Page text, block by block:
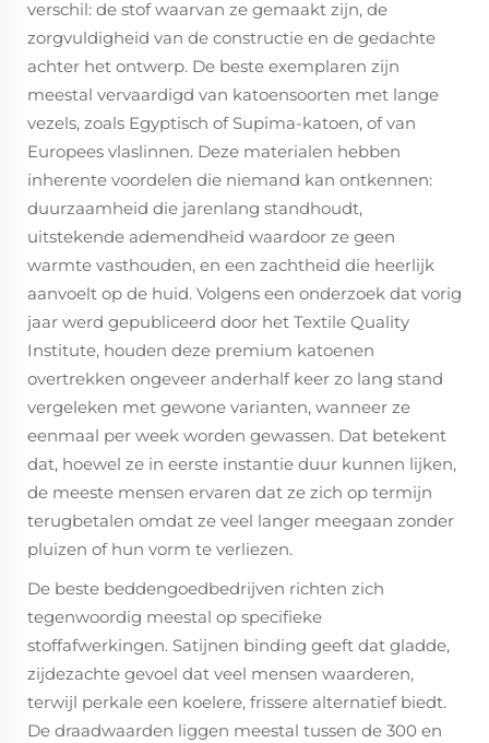
verschil: de stof waarvan ze gemaakt zijn, de
zorgvuldigheid van de constructie en de gedachte
achter het ontwerp. De beste exemplaren zijn
meestal vervaardigd van katoensoorten met lange
vezels, zoals Egyptisch of Supima-katoen, of van
Europees vlaslinnen. Deze materialen hebben
inherente voordelen die niemand kan ontkennen:
duurzaamheid die jarenlang standhoudt,
uitstekende ademendheid waardoor ze geen
warmte vasthouden, en een zachtheid die heerlijk
aanvoelt op de huid. Volgens een onderzoek dat vorig
jaar werd gepubliceerd door het Textile Quality
Institute, houden deze premium katoenen
overtrekken ongeveer anderhalf keer zo lang stand
vergeleken met gewone varianten, wanneer ze
eenmaal per week worden gewassen. Dat betekent
dat, hoewel ze in eerste instantie duur kunnen lijken,
de meeste mensen ervaren dat ze zich op termijn
terugbetalen omdat ze veel langer meegaan zonder
pluizen of hun vorm te verliezen.
De beste beddengoedbedrijven richten zich
tegenwoordig meestal op specifieke
stoffafwerkingen. Satijnen binding geeft dat gladde,
zijdezachte gevoel dat veel mensen waarderen,
terwijl perkale een koelere, frissere alternatief biedt.
De draadwaarden liggen meestal tussen de 300 en